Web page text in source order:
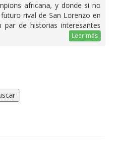
africana, y donde si no
rival de San Lorenzo en
par de historias interesantes
Leer más